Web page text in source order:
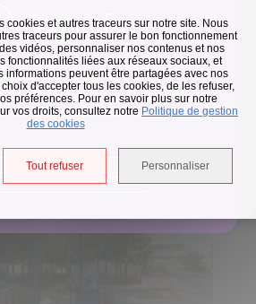
cookies et autres traceurs sur notre site. Nous
traceurs pour assurer le bon fonctionnement
vidéos, personnaliser nos contenus et nos
fonctionnalités liées aux réseaux sociaux, et
informations peuvent être partagées avec nos
d'accepter tous les cookies, de les refuser,
préférences. Pour en savoir plus sur notre
vos droits, consultez notre Politique de gestion
des cookies
Tout refuser Personnaliser
Flash infos
des déchets
le passage de nos camions
d'une heure jusqu'au 14 août.
à l'univers déchets
adaptés aux périodes de fortes